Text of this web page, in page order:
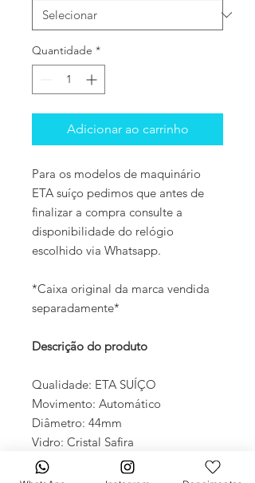
Quantidade *
Adicionar ao carrinho
Para os modelos de maquinário
ETA suíço pedimos que antes de
finalizar a compra consulte a
disponibilidade do relógio
escolhido via Whatsapp.
*Caixa original da marca vendida
separadamente*
Descrição do produto
Qualidade: ETA SUÍÇO
Movimento: Automático
Diâmetro: 44mm
Vidro: Cristal Safira
Crono: 100 % funcional